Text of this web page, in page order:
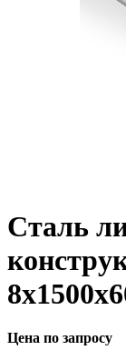
Сталь
Цена по запросу